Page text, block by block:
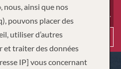
nous, ainsi que nos
pouvons placer des
utiliser d’autres
et traiter des données
IP] vous concernant